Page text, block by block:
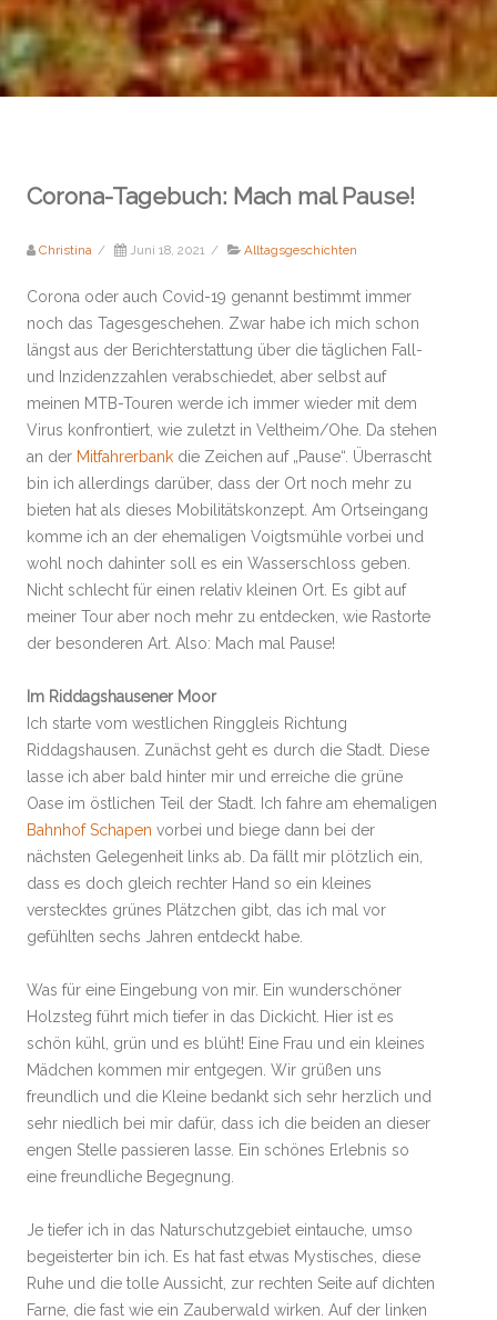
Corona-Tagebuch: Mach mal Pause!
Christina / Juni 18, 2021 / Alltagsgeschichten
Corona oder auch Covid-19 genannt bestimmt immer
noch das Tagesgeschehen. Zwar habe ich mich schon
längst aus der Berichterstattung über die täglichen Fall-
und Inzidenzzahlen verabschiedet, aber selbst auf
meinen MTB-Touren werde ich immer wieder mit dem
Virus konfrontiert, wie zuletzt in Veltheim/Ohe. Da stehen
an der Mitfahrerbank die Zeichen auf „Pause“. Überrascht
bin ich allerdings darüber, dass der Ort noch mehr zu
bieten hat als dieses Mobilitätskonzept. Am Ortseingang
komme ich an der ehemaligen Voigtsmühle vorbei und
wohl noch dahinter soll es ein Wasserschloss geben.
Nicht schlecht für einen relativ kleinen Ort. Es gibt auf
meiner Tour aber noch mehr zu entdecken, wie Rastorte
der besonderen Art. Also: Mach mal Pause!
Im Riddagshausener Moor
Ich starte vom westlichen Ringgleis Richtung
Riddagshausen. Zunächst geht es durch die Stadt. Diese
lasse ich aber bald hinter mir und erreiche die grüne
Oase im östlichen Teil der Stadt. Ich fahre am ehemaligen
Bahnhof Schapen vorbei und biege dann bei der
nächsten Gelegenheit links ab. Da fällt mir plötzlich ein,
dass es doch gleich rechter Hand so ein kleines
verstecktes grünes Plätzchen gibt, das ich mal vor
gefühlten sechs Jahren entdeckt habe.
Was für eine Eingebung von mir. Ein wunderschöner
Holzsteg führt mich tiefer in das Dickicht. Hier ist es
schön kühl, grün und es blüht! Eine Frau und ein kleines
Mädchen kommen mir entgegen. Wir grüßen uns
freundlich und die Kleine bedankt sich sehr herzlich und
sehr niedlich bei mir dafür, dass ich die beiden an dieser
engen Stelle passieren lasse. Ein schönes Erlebnis so
eine freundliche Begegnung.
Je tiefer ich in das Naturschutzgebiet eintauche, umso
begeisterter bin ich. Es hat fast etwas Mystisches, diese
Ruhe und die tolle Aussicht, zur rechten Seite auf dichten
Farne, die fast wie ein Zauberwald wirken. Auf der linken